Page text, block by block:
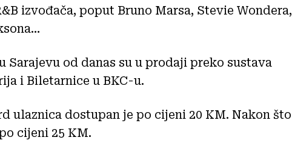
izvođača, poput Bruno Marsa, Stevie Wondera,
Sarajevu od danas su u prodaji preko sustava
i Biletarnice u BKC-u.
ulaznica dostupan je po cijeni 20 KM. Nakon što
cijeni 25 KM.